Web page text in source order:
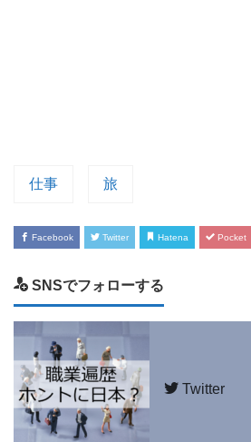
仕事 旅
Facebook Twitter Hatena Pocket
SNSでフォローする
Twitter